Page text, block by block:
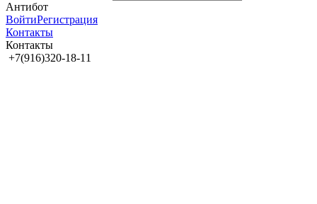
Антибот
ВойтиРегистрация
Контакты
Контакты
+7(916)320-18-11